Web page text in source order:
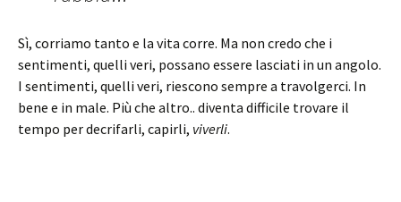
Sì, corriamo tanto e la vita corre. Ma non credo che i
sentimenti, quelli veri, possano essere lasciati in un angolo.
I sentimenti, quelli veri, riescono sempre a travolgerci. In
bene e in male. Più che altro.. diventa difficile trovare il
tempo per decrifarli, capirli, viverli.